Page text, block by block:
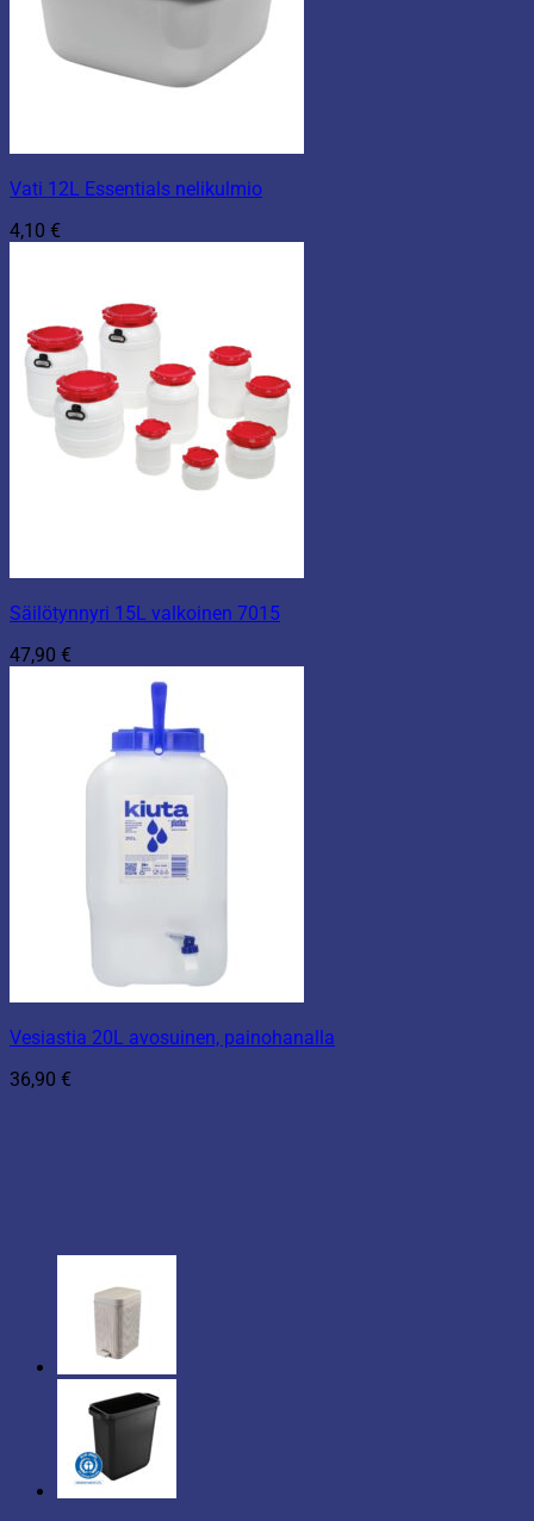
Vati 12L Essentials nelikulmio
4,10 €
Säilötynnyri 15L valkoinen 7015
47,90 €
Vesiastia 20L avosuinen, painohanalla
36,90 €